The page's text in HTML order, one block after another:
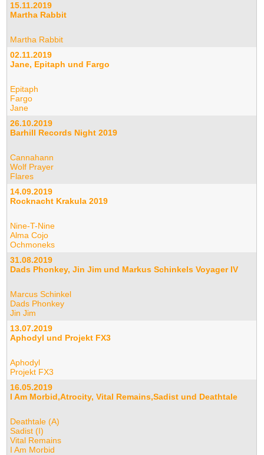
15.11.2019
Martha Rabbit
Martha Rabbit
02.11.2019
Jane, Epitaph und Fargo
Epitaph
Fargo
Jane
26.10.2019
Barhill Records Night 2019
Cannahann
Wolf Prayer
Flares
14.09.2019
Rocknacht Krakula 2019
Nine-T-Nine
Alma Cojo
Ochmoneks
31.08.2019
Dads Phonkey, Jin Jim und Markus Schinkels Voyager IV
Marcus Schinkel
Dads Phonkey
Jin Jim
13.07.2019
Aphodyl und Projekt FX3
Aphodyl
Projekt FX3
16.05.2019
I Am Morbid,Atrocity, Vital Remains,Sadist und Deathtale
Deathtale (A)
Sadist (I)
Vital Remains
I Am Morbid